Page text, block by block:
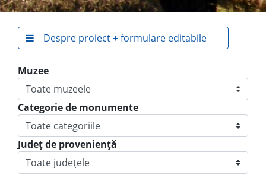
Despre proiect + formulare editabile
Muzee
Categorie de monumente
Judeţ de provenienţă